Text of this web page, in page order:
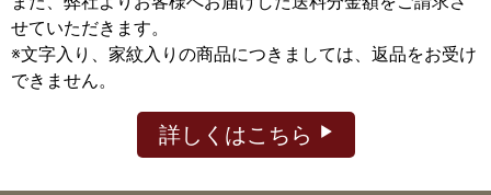
せていただきます。
※文字入り、家紋入りの商品につきましては、返品をお受け
できません。
詳しくはこちら